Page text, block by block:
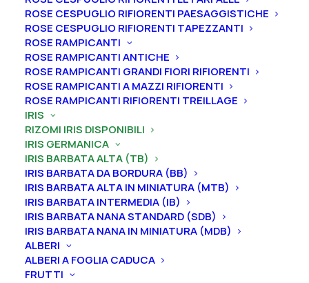
ROSE CESPUGLIO RIFIORENTI PAESAGGISTICHE
ROSE CESPUGLIO RIFIORENTI TAPEZZANTI
ROSE RAMPICANTI
ROSE RAMPICANTI ANTICHE
ROSE RAMPICANTI GRANDI FIORI RIFIORENTI
ROSE RAMPICANTI A MAZZI RIFIORENTI
ROSE RAMPICANTI RIFIORENTI TREILLAGE
IRIS
RIZOMI IRIS DISPONIBILI
IRIS GERMANICA
IRIS BARBATA ALTA (TB)
IRIS BARBATA DA BORDURA (BB)
IRIS BARBATA ALTA IN MINIATURA (MTB)
IRIS BARBATA INTERMEDIA (IB)
IRIS BARBATA NANA STANDARD (SDB)
IRIS BARBATA NANA IN MINIATURA (MDB)
ALBERI
ALBERI A FOGLIA CADUCA
FRUTTI
Thinking”
From4,50€
L’iris germanica “Wishful Thinking ” ha vessilli giacinto
che sfumano verso il bordo color verbena con
venature viola, ali color giacinto argentato più chiaro,
barbe giallo con estremità bianco-lavanda, arricciate,
profumo dolce pronunciato. Altezza 107-112 cm.
Fioritura intermedia.
Le piante di Iris in vasosono disponibili in
periodo mentre i
nel periodo che vada luglio a settembre.